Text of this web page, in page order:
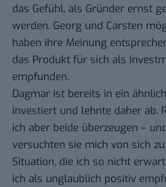
das Gefühl, als Gründer ernst
werden. Georg und Carsten
haben ihre Meinung
das Produkt für sich als
empfunden.
Dagmar ist bereits in ein
investiert und lehnte daher ab.
ich aber beide überzeugen –
versuchten sie mich von sich
Situation, die ich so nicht
ich als unglaublich positiv